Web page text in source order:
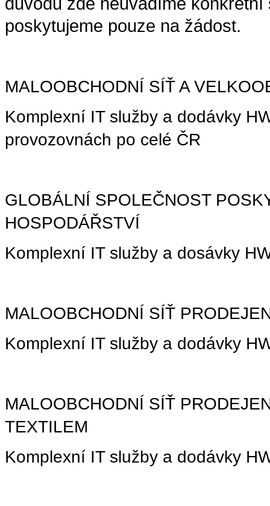
poskytujeme pouze na žádost.
MALOOBCHODNÍ SÍŤ A
Komplexní IT služby a dodávky
provozovnách po celé ČR
GLOBÁLNÍ SPOLEČNOST
HOSPODÁŘSTVÍ
Komplexní IT služby a dosávky
MALOOBCHODNÍ SÍŤ
Komplexní IT služby a dodávky
MALOOBCHODNÍ SÍŤ
TEXTILEM
Komplexní IT služby a dodávky